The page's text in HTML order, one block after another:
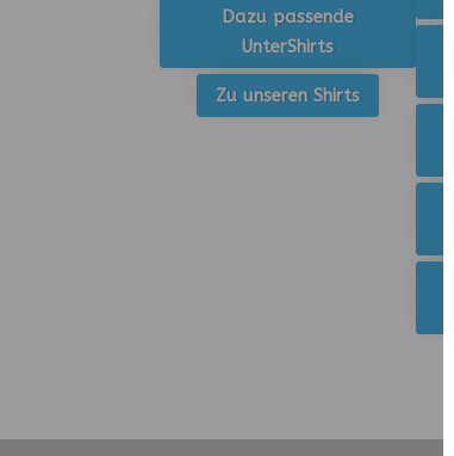
Dazu passende
UnterShirts
Zu unseren Shirts